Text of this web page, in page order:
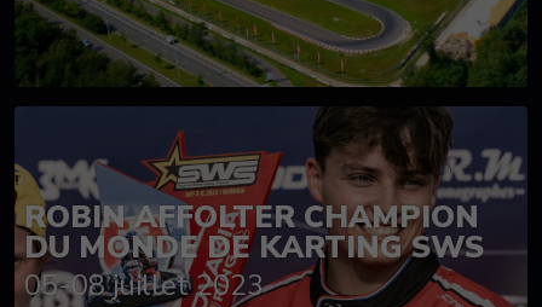
ROBIN AFFOLTER CHAMPION
DU MONDE DE KARTING SWS
05-08 juillet 2023